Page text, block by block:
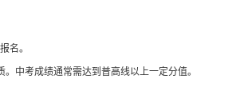
名。
中考成绩通常需达到普高线以上一定分值。